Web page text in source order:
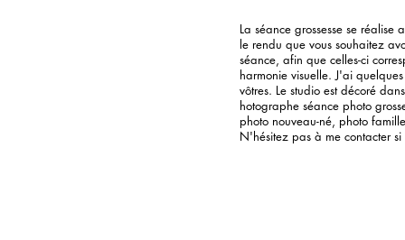
La séance grossesse se
le rendu que vous souhaitez
séance, afin que celles-ci
harmonie visuelle. J'ai
vôtres. Le studio est décoré
hotographe séance photo
photo nouveau-né, photo
N'hésitez pas à me contacter